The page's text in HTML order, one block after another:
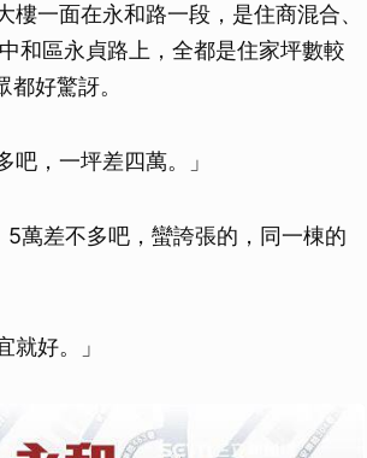
一面在永和路一段，是住商混合、
和區永貞路上，全都是住家坪數較
好驚訝。
，一坪差四萬。」
萬差不多吧，蠻誇張的，同一棟的
好。」